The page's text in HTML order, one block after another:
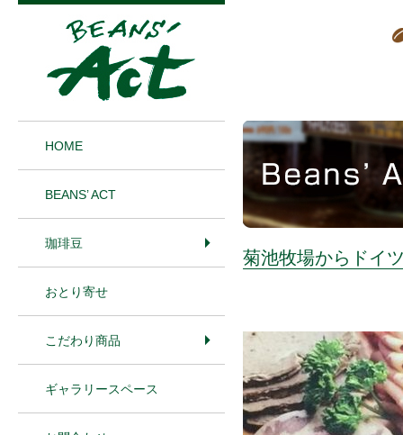
菊池牧場からドイ
HOME
BEANS’ ACT
珈琲豆
おとり寄せ
こだわり商品
ギャラリースペース